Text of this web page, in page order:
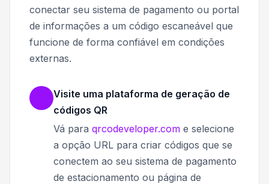
conectar seu sistema de pagamento ou portal
de informações a um código escaneável que
funcione de forma confiável em condições
externas.
Visite uma plataforma de geração de
códigos QR
Vá para qrcodeveloper.com e selecione
a opção URL para criar códigos que se
conectem ao seu sistema de pagamento
de estacionamento ou página de